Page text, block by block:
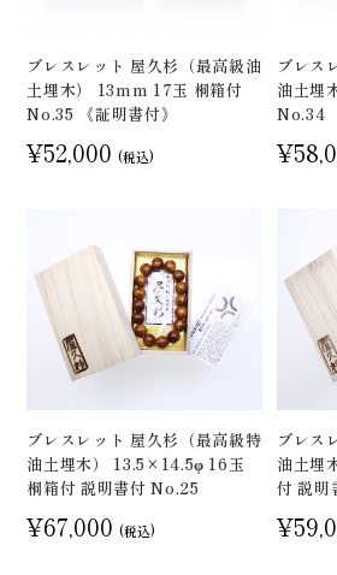
ブレスレット 屋久杉（最高級油
土埋木） 13mm 17玉 桐箱付
No.35 《証明書付》
¥52,000 (税込)
ブレス
油土埋
No.34
ブレスレット 屋久杉（最高級特
油土埋木） 13.5×14.5φ 16玉
桐箱付 説明書付 No.25
¥67,000 (税込)
ブレス
油土埋
付 説